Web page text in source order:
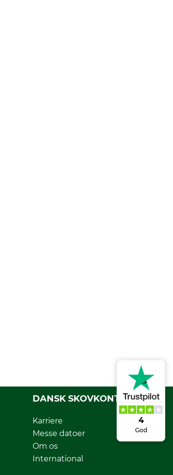
4
God
DANSK SKOVKONTOR
Karriere
Messe datoer
Om os
International